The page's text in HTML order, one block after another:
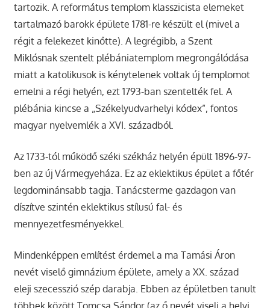
tartozik. A református templom klasszicista elemeket
tartalmazó barokk épülete 1781-re készült el (mivel a
régit a felekezet kinőtte). A legrégibb, a Szent
Miklósnak szentelt plébániatemplom megrongálódása
miatt a katolikusok is kénytelenek voltak új templomot
emelni a régi helyén, ezt 1793-ban szentelték fel. A
plébánia kincse a „Székelyudvarhelyi kódex”, fontos
magyar nyelvemlék a XVI. századból.
Az 1733-tól működő széki székház helyén épült 1896-97-
ben az új Vármegyeháza. Ez az eklektikus épület a főtér
legdominánsabb tagja. Tanácsterme gazdagon van
díszítve szintén eklektikus stílusú fal- és
mennyezetfesményekkel.
Mindenképpen említést érdemel a ma Tamási Áron
nevét viselő gimnázium épülete, amely a XX. század
eleji szecesszió szép darabja. Ebben az épületben tanult
többek között Tomcsa Sándor (az ő nevét viseli a helyi